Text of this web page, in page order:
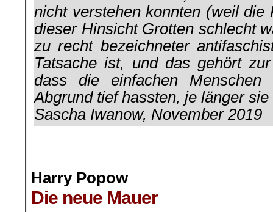
nicht verstehen konnten (weil die
dieser Hinsicht Grotten schlecht
zu recht bezeichneter
Tatsache ist, und das gehört
dass die einfachen Menschen
Abgrund tief hassten, je länger sie
Sascha Iwanow, November 2019
Harry Popow
Die neue Mauer.